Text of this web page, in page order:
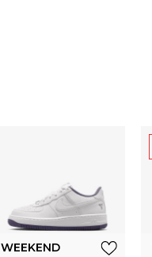
WEEKEND